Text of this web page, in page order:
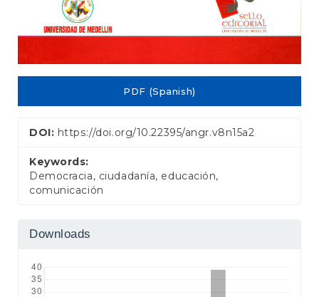
PDF (Spanish)
DOI: https://doi.org/10.22395/angr.v8n15a2
Keywords:
Democracia, ciudadanía, educación,
comunicación
Downloads